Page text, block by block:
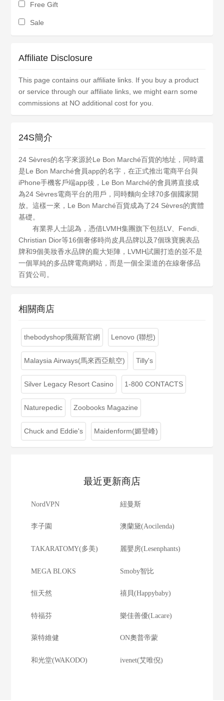
Free Gift
Sale
Affiliate Disclosure
This page contains our affiliate links. If you buy a product
or service through our affiliate links, we might earn some
commissions at NO additional cost for you.
24S簡介
24 Sèvres的名字來源於Le Bon Marché百貨的地址，同時還
是Le Bon Marché會員app的名字，在正式推出電商平台與
iPhone手機客戶端app後，Le Bon Marché的會員將直接成
為24 Sèvres電商平台的用戶，同時麵向全球70多個國家開
放。這樣一來，Le Bon Marché百貨成為了24 Sèvres的實體
基礎。
有業界人士認為，憑借LVMH集團旗下包括LV、Fendi、
Christian Dior等16個奢侈時尚皮具品牌以及7個珠寶腕表品
牌和9個美妝香水品牌的龐大矩陣，LVMH試圖打造的並不是
一個單純的多品牌電商網站，而是一個全渠道的在線奢侈品
百貨公司。
相關商店
thebodyshop俄羅斯官網 Lenovo (聯想)
Malaysia Airways(馬來西亞航空) Tilly's
Silver Legacy Resort Casino 1-800 CONTACTS
Naturepedic Zoobooks Magazine
Chuck and Eddie's Maidenform(媚登峰)
最近更新商店
NordVPN 紐曼斯
李子園 澳蘭黛(Aocilenda)
TAKARATOMY(多美) 麗嬰房(Lesenphants)
MEGA BLOKS Smoby智比
恒天然 禧貝(Happybaby)
特福芬 樂佳善優(Lacare)
萊特維健 ON奧普帝蒙
和光堂(WAKODO) ivenet(艾唯倪)